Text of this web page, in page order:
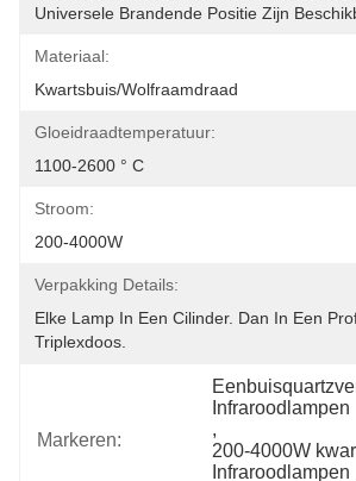
Universele Brandende Positie Zijn
Materiaal:
Kwartsbuis/wolfraamdraad
Gloeidraadtemperatuur:
1100-2600 ° C
Stroom:
200-4000W
Verpakking Details:
Elke Lamp In Een Cilinder. Dan In Een
Triplexdoos.
Markeren:
Infraroodlampen
,
200-4000W
Infraroodlampen